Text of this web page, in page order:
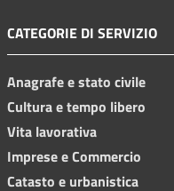
CATEGORIE DI SERVIZIO
Anagrafe e stato civile
Cultura e tempo libero
Vita lavorativa
Imprese e Commercio
Catasto e urbanistica